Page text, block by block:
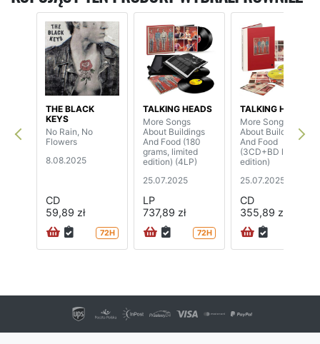
THE BLACK
KEYS
No Rain, No
Flowers
8.08.2025
CD
59,89 zł
72H
TALKING HEADS
More Songs
About Buildings
And Food (180
grams, limited
edition) (4LP)
25.07.2025
LP
737,89 zł
72H
TALKING HEADS
More Songs
About Buildings
And Food
(3CD+BD limited
edition)
25.07.2025
CD
355,89 zł